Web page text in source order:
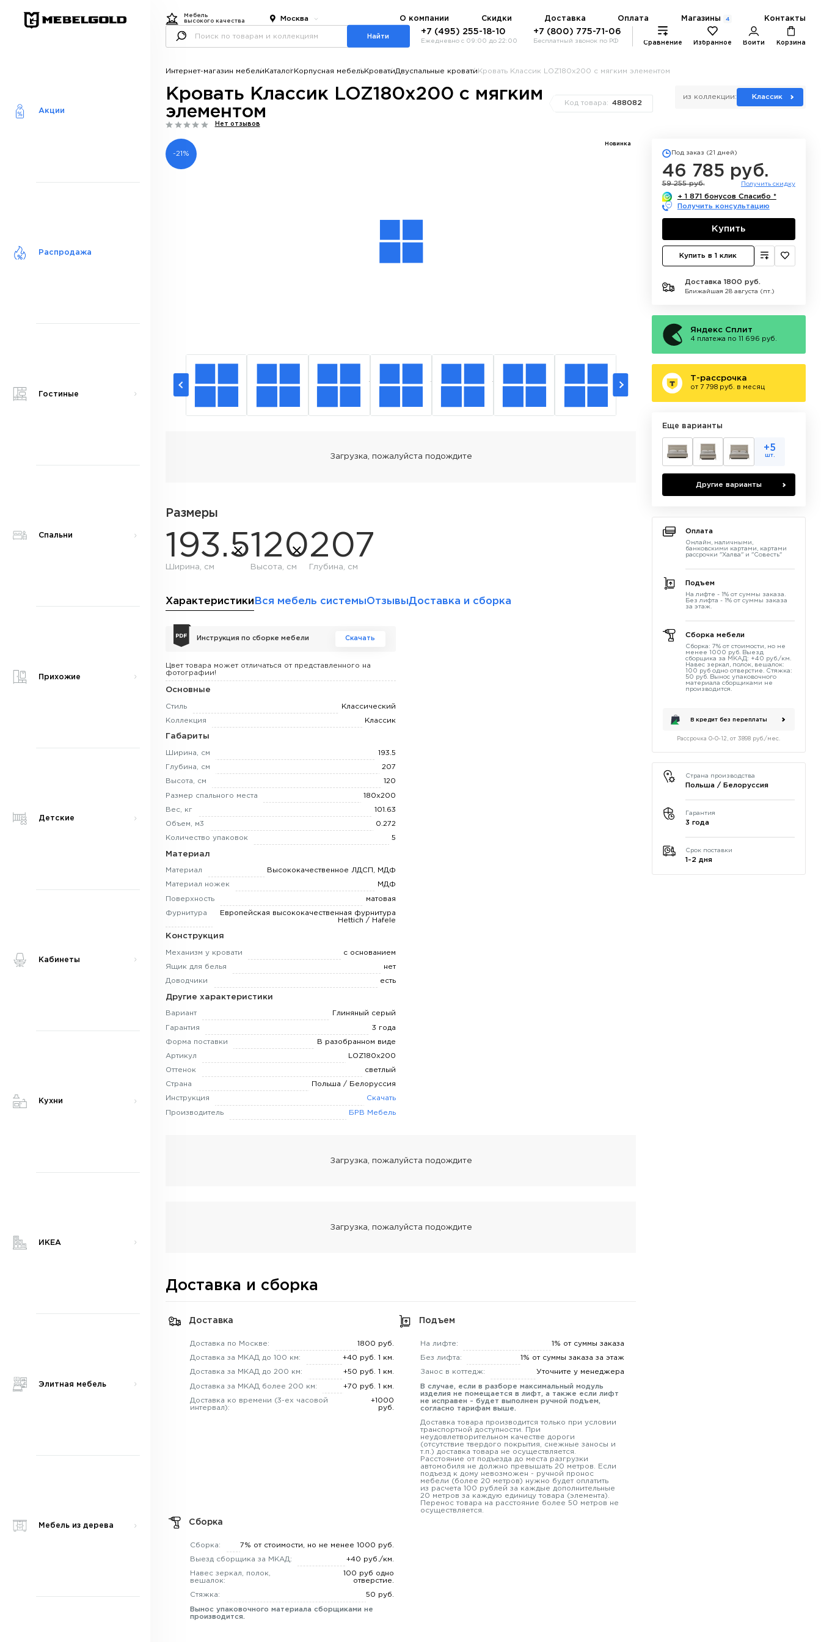
Акции
Распродажа
Гостиные
Спальни
Прихожие
Детские
Кабинеты
Кухни
ИКЕА
Элитная мебель
Мебель из дерева
Мебель
высокого качества
Москва О компании Скидки Доставка Оплата Магазины 4 Контакты
Найти
+7 (495) 255-18-10
Ежедневно с 09:00 до 22:00
+7 (800) 775-71-06
Бесплатный звонок по РФ Сравнение Избранное Войти Корзина
Интернет-магазин мебели КаталогКорпусная мебельКроватиДвуспальные кровати Кровать Классик LOZ180x200 с мягким элементом
Кровать Классик LOZ180x200 с мягким
элементом
Код товара: 488082
Нет отзывов
из коллекции: Классик
-21%
Новинка
Размеры
193.5
Ширина, см
120
Высота, см
207
Глубина, см
Характеристики Вся мебель системыОтзывыДоставка и сборка
Инструкция по сборке мебели Скачать
Цвет товара может отличаться от представленного на
фотографии!
Основные
Стиль Классический
Коллекция Классик
Габариты
Ширина, см 193.5
Глубина, см 207
Высота, см 120
Размер спального места 180x200
Вес, кг 101.63
Объем, м3 0.272
Количество упаковок 5
Материал
Материал Высококачественное ЛДСП, МДФ
Материал ножек МДФ
Поверхность матовая
Фурнитура
Европейская высококачественная фурнитура
Hettich / Hafele
Конструкция
Механизм у кровати с основанием
Ящик для белья нет
Доводчики есть
Другие характеристики
Вариант Глиняный серый
Гарантия 3 года
Форма поставки В разобранном виде
Артикул LOZ180x200
Оттенок светлый
Страна Польша / Белоруссия
Инструкция Скачать
Производитель БРВ Мебель
Доставка и сборка
Доставка
Доставка по Москве: 1800 руб.
Доставка за МКАД до 100 км: +40 руб. 1 км.
Доставка за МКАД до 200 км: +50 руб. 1 км.
Доставка за МКАД более 200 км: +70 руб. 1 км.
Доставка ко времени (3-ех часовой
интервал):
+1000
руб.
Подъем
На лифте: 1% от суммы заказа
Без лифта: 1% от суммы заказа за этаж
Занос в коттедж: Уточните у менеджера
В случае, если в разборе максимальный модуль
изделия не помещается в лифт, а также если лифт
не исправен - будет выполнен ручной подъем,
согласно тарифам выше.
Доставка товара производится только при условии
транспортной доступности. При
неудовлетворительном качестве дороги
(отсутствие твердого покрытия, снежные заносы и
т.п.) доставка товара не осуществляется.
Расстояние от подъезда до места разгрузки
автомобиля не должно превышать 20 метров. Если
подъезд к дому невозможен - ручной пронос
мебели (более 20 метров) нужно будет оплатить
из расчета 100 рублей за каждые дополнительные
20 метров за каждую единицу товара (элемента).
Перенос товара на расстояние более 50 метров не
осуществляется.
Сборка
Сборка: 7% от стоимости, но не менее 1000 руб.
Выезд сборщика за МКАД: +40 руб./км.
Навес зеркал, полок,
вешалок:
100 руб одно
отверстие.
Стяжка: 50 руб.
Вынос упаковочного материала сборщиками не
производится.
Под заказ (21 дней)
46 785 руб.
59 255 руб. Получить скидку
+ 1 871 бонусов Спасибо *
Получить консультацию
Купить
Купить в 1 клик
Доставка 1800 руб.
Ближайшая 28 августа (пт.)
Яндекс Сплит
4 платежа по 11 696 руб.
Т-рассрочка
от 7 798 руб. в месяц
Еще варианты
+5
шт.
Другие варианты
Оплата
Онлайн, наличными,
банковскими картами, картами
рассрочки "Халва" и "Совесть"
Подъем
На лифте - 1% от суммы заказа.
Без лифта - 1% от суммы заказа
за этаж.
Сборка мебели
Сборка: 7% от стоимости, но не
менее 1000 руб. Выезд
сборщика за МКАД: +40 руб./км.
Навес зеркал, полок, вешалок:
100 руб одно отверстие. Стяжка:
50 руб. Вынос упаковочного
материала сборщиками не
производится.
В кредит без переплаты
Рассрочка 0-0-12, от 3898 руб./мес.
Страна производства
Польша / Белоруссия
Гарантия
3 года
Срок поставки
1-2 дня